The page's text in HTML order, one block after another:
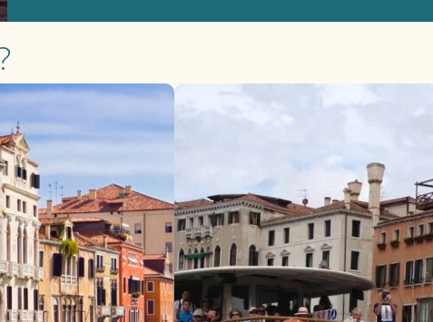
Hôtels